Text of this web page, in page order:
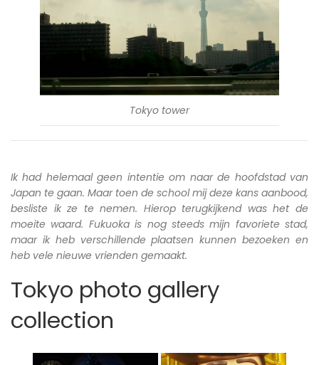
Tokyo tower
Ik had helemaal geen intentie om naar de hoofdstad van
Japan te gaan. Maar toen de school mij deze kans aanbood,
besliste ik ze te nemen. Hierop terugkijkend was het de
moeite waard. Fukuoka is nog steeds mijn favoriete stad,
maar ik heb verschillende plaatsen kunnen bezoeken en
heb vele nieuwe vrienden gemaakt.
Tokyo photo gallery
collection